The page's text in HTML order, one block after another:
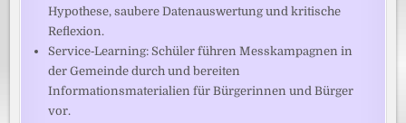
Hypothese, saubere Datenauswertung und kritische
Reflexion.
Service‑Learning: Schüler führen Messkampagnen in
der Gemeinde durch und bereiten
Informationsmaterialien für Bürgerinnen und Bürger
vor.